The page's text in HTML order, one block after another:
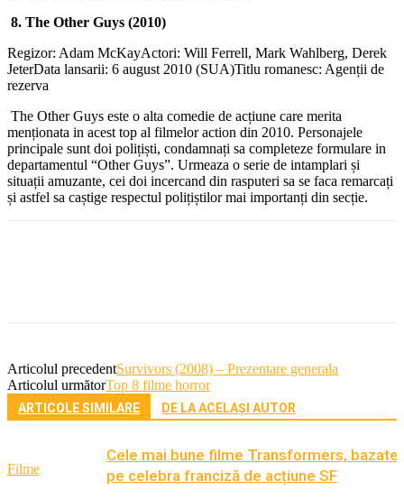
8. The Other Guys (2010)
Regizor: Adam McKayActori: Will Ferrell, Mark Wahlberg, Derek
JeterData lansarii: 6 august 2010 (SUA)Titlu romanesc: Agenții de
rezerva
The Other Guys este o alta comedie de acțiune care merita
menționata in acest top al filmelor action din 2010. Personajele
principale sunt doi polițiști, condamnați sa completeze formulare in
departamentul “Other Guys”. Urmeaza o serie de intamplari și
situații amuzante, cei doi incercand din rasputeri sa se faca remarcați
și astfel sa caștige respectul polițiștilor mai importanți din secție.
Articolul precedentSurvivors (2008) – Prezentare generala
Articolul următorTop 8 filme horror
ARTICOLE SIMILARE DE LA ACELAȘI AUTOR
Filme
Cele mai bune filme Transformers, bazate
pe celebra franciză de acțiune SF